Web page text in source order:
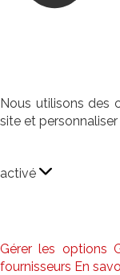
Nous utilisons des
site et
activé
Gérer les options
fournisseurs En